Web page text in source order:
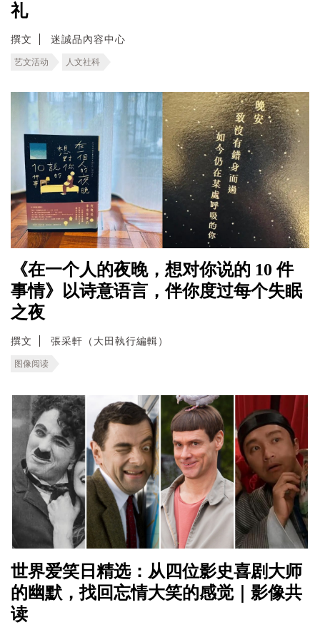
礼
撰文 迷誠品內容中心
艺文活动 人文社科
《在一个人的夜晚，想对你说的 10 件
事情》以诗意语言，伴你度过每个失眠
之夜
撰文 張采軒（大田執行編輯）
图像阅读
世界爱笑日精选：从四位影史喜剧大师
的幽默，找回忘情大笑的感觉｜影像共
读